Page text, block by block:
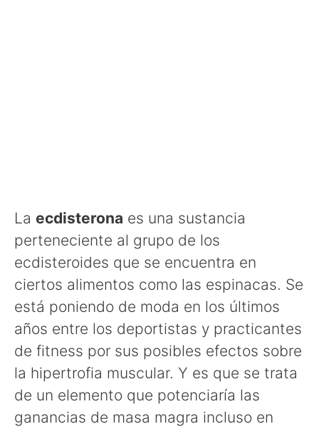
La ecdisterona es una sustancia
perteneciente al grupo de los
ecdisteroides que se encuentra en
ciertos alimentos como las espinacas. Se
está poniendo de moda en los últimos
años entre los deportistas y practicantes
de fitness por sus posibles efectos sobre
la hipertrofia muscular. Y es que se trata
de un elemento que potenciaría las
ganancias de masa magra incluso en